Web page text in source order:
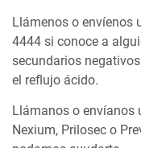
Llámenos o envíenos
4444 si conoce a
secundarios
el reflujo ácido.
Llámanos o envíanos
Nexium, Prilosec o